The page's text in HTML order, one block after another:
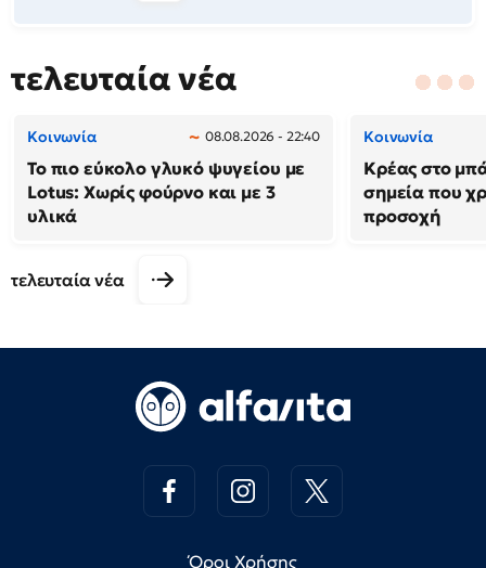
τελευταία νέα
Κοινωνία 08.08.2026 - 22:40
Το πιο εύκολο γλυκό ψυγείου με
Lotus: Χωρίς φούρνο και με 3
υλικά
Κοινωνία
Κρέας στο
σημεία που
προσοχή
τελευταία νέα
Όροι Χρήσης